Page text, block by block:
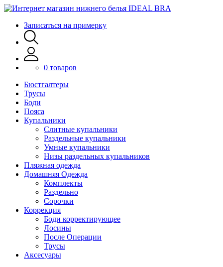
Записаться на примерку
0 товаров
Бюстгалтеры
Трусы
Боди
Пояса
Купальники
Слитные купальники
Раздельные купальники
Умные купальники
Низы раздельных купальников
Пляжная одежда
Домашняя Одежда
Комплекты
Раздельно
Сорочки
Коррекция
Боди корректирующее
Лосины
После Операции
Трусы
Аксесуары